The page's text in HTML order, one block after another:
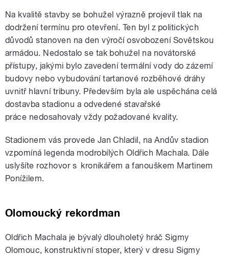
Na kvalitě stavby se bohužel výrazně projevil tlak na
dodržení termínu pro otevření. Ten byl z politických
důvodů stanoven na den výročí osvobození Sovětskou
armádou. Nedostalo se tak bohužel na novátorské
přístupy, jakými bylo zavedení termální vody do zázemí
budovy nebo vybudování tartanové rozběhové dráhy
uvnitř hlavní tribuny. Především byla ale uspěchána celá
dostavba stadionu a odvedené stavařské
práce nedosahovaly vždy požadované kvality.
Stadionem vás provede Jan Chladil, na Andův stadion
vzpomíná legenda modrobílých Oldřich Machala. Dále
uslyšíte rozhovor s kronikářem a fanouškem Martinem
Ponížilem.
Olomoucký rekordman
Oldřich Machala je bývalý dlouholetý hráč Sigmy
Olomouc, konstruktivní stoper, který v dresu Sigmy